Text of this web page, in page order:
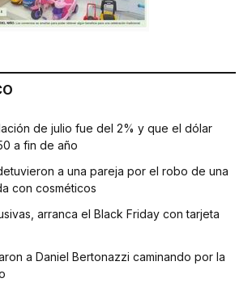
de julio fue del 2% y que el dólar
a fin de año
a una pareja por el robo de una
con cosméticos
arranca el Black Friday con tarjeta
a Daniel Bertonazzi caminando por la